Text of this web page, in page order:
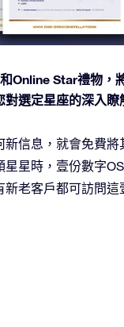
Online Star禮物，
選定星座的深入瞭
信息，就會免費
星時，壹份數字
老客戶都可訪問這